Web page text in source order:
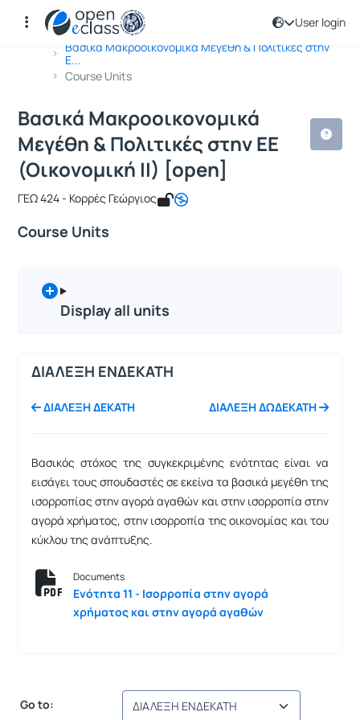
User login
Αρχική Σελίδα
Βασικά Μακροοικονομικά Μεγέθη & Πολιτικές στην
Ε...
Course Units
Course : Βασικά Μακροοικονομικά
Course code : GEO167
Βασικά Μακροοικονομικά
Μεγέθη & Πολιτικές στην ΕΕ
(Οικονομική ΙΙ) [open]
ΓΕΩ 424 - Κορρές Γεώργιος
Course Units
Display all units
ΔΙΑΛΕΞΗ ΕΝΔΕΚΑΤΗ
ΔΙΑΛΕΞΗ ΔΕΚΑΤΗ ΔΙΑΛΕΞΗ ΔΩΔΕΚΑΤΗ
Βασικός στόχος της συγκεκριμένης ενότητας είναι να
εισάγει τους σπουδαστές σε εκείνα τα βασικά μεγέθη της
ισορροπίας στην αγορά αγαθών και στην ισορροπία στην
αγορά χρήματος, στην ισορροπία της οικονομίας και του
κύκλου της ανάπτυξης.
Documents
Ενότητα 11 - Ισορροπία στην αγορά
χρήματος και στην αγορά αγαθών
Go to: